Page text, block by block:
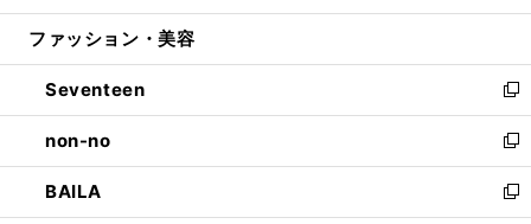
開
ウ
開
く
ン
ウ
で
開
く
ウ
ン
ド
ウ
で
開
く
ファッション・美容
Seventeen
新
し
い
ウ
ィ
ン
non-no
新
し
い
BAILA
新